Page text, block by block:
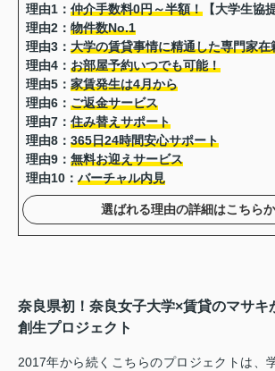
理由1：仲介手数料0円～半額！ 【大学生協
理由2：物件数No.1
理由3：大学の賃貸事情に精通した専門家在
理由4：お部屋予約いつでも可能！
理由5：家賃発生は4月から
理由6：ご返金サービス
理由7：住み替えサポート
理由8：365日24時間安心サポート
理由9：無料お迎えサービス
理由10：バーチャル内見
選ばれる理由の詳細はこちら
奈良県初！奈良女子大学×賃貸のマサキ
創生プロジェクト
2017年から続くこちらのプロジェクトは、